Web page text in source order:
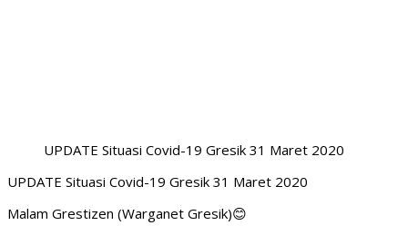
UPDATE Situasi Covid-19 Gresik 31 Maret 2020
UPDATE Situasi Covid-19 Gresik 31 Maret 2020
Malam Grestizen (Warganet Gresik)😊